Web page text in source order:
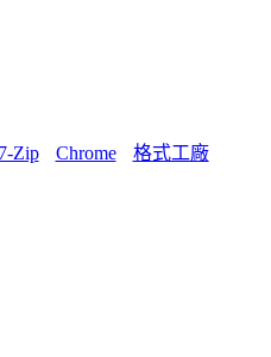
7-Zip Chrome 格式工廠